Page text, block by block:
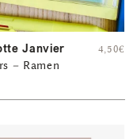
Janvier
– Ramen
4,50€